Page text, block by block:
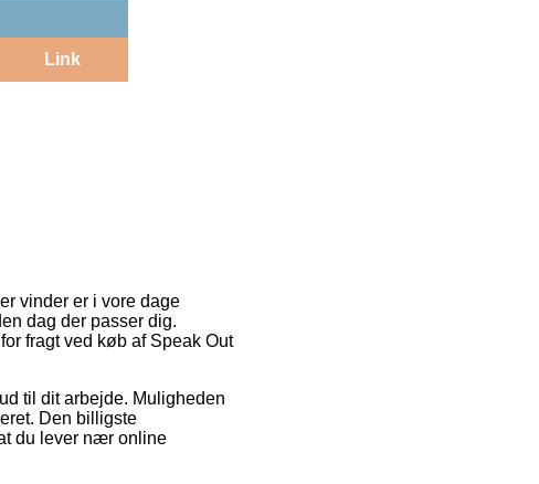
Link
vinder er i vore dage
dag der passer dig.
fragt ved køb af Speak Out
til dit arbejde. Muligheden
Den billigste
du lever nær online